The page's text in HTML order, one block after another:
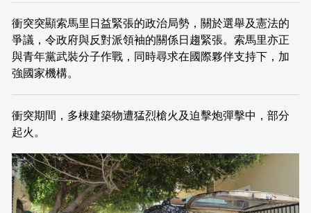
衝突突顯索馬里日益緊張的政治局勢，關於選舉及憲法的
爭議，令政府與反對派領袖的關係日趨緊張。索馬里亦正
與青年黨武裝分子作戰，同時尋求在國際夥伴支持下，加
強國家機構。
衝突期間，多棟建築物遭猛烈槍火及迫擊炮彈擊中，部分
起火。